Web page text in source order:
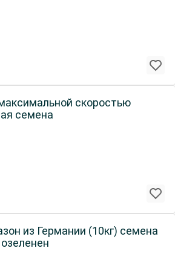
скоростью
семена
из Германии (10кг) семена